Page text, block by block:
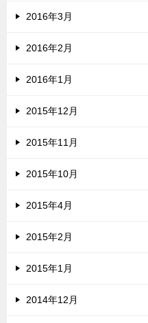
2016年3月
2016年2月
2016年1月
2015年12月
2015年11月
2015年10月
2015年4月
2015年2月
2015年1月
2014年12月